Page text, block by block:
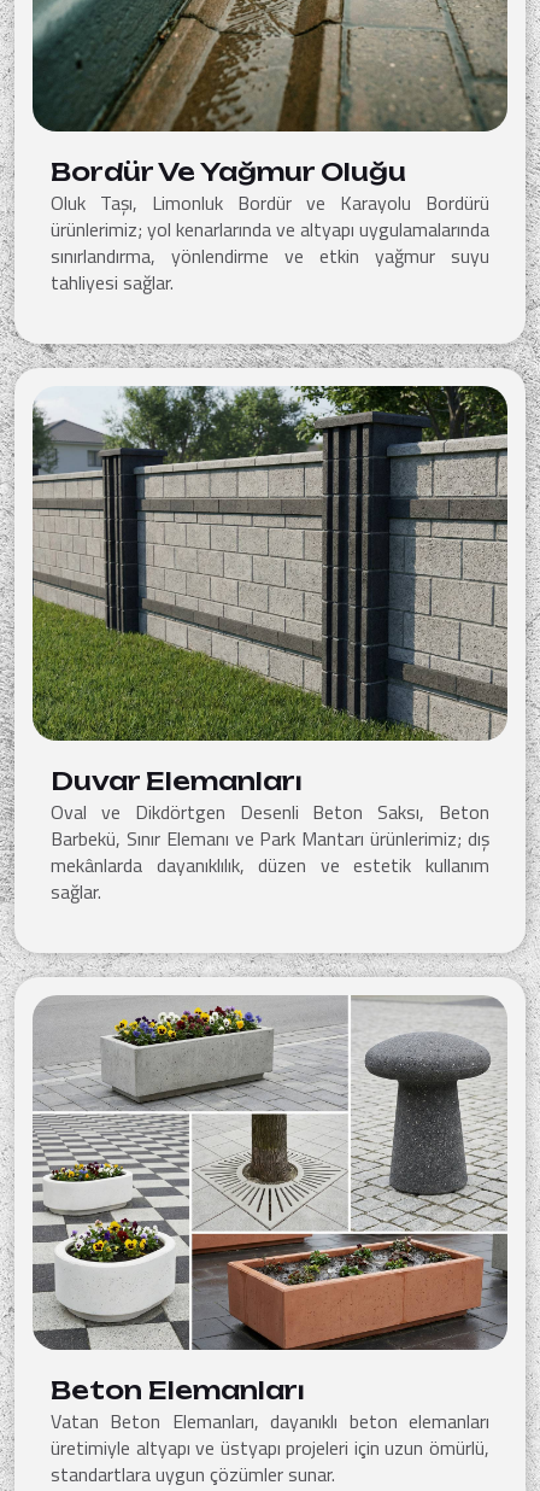
Bordür Ve Yağmur Oluğu
Oluk Taşı, Limonluk Bordür ve Karayolu Bordürü
ürünlerimiz; yol kenarlarında ve altyapı uygulamalarında
sınırlandırma, yönlendirme ve etkin yağmur suyu
tahliyesi sağlar.
Duvar Elemanları
Oval ve Dikdörtgen Desenli Beton Saksı, Beton
Barbekü, Sınır Elemanı ve Park Mantarı ürünlerimiz; dış
mekânlarda dayanıklılık, düzen ve estetik kullanım
sağlar.
Beton Elemanları
Vatan Beton Elemanları, dayanıklı beton elemanları
üretimiyle altyapı ve üstyapı projeleri için uzun ömürlü,
standartlara uygun çözümler sunar.